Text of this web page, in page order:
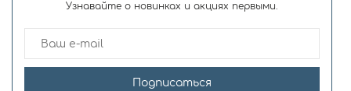
Узнавайте о новинках и акциях первыми.
Подписаться